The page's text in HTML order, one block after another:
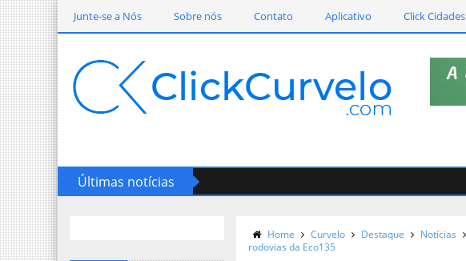
Junte-se a Nós Sobre nós Contato Aplicativo Click Cidades
Últimas notícias
Home Curvelo Destaque Notícias
rodovias da Eco135